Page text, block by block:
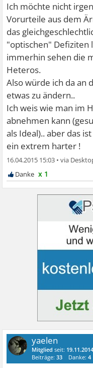
Ich möchte nicht
Vorurteile aus dem
das
"optischen" Defiziten
immerhin sehen die
Heteros.
Also würde ich da an
etwas zu ändern..
Ich weis wie man im
abnehmen kann
als Ideal).. aber das
ein extrem harter !
16.04.2015 15:03 •
x 1
yaelen
Mitglied seit: 19.11.2014
Beiträge:33 Danke:4